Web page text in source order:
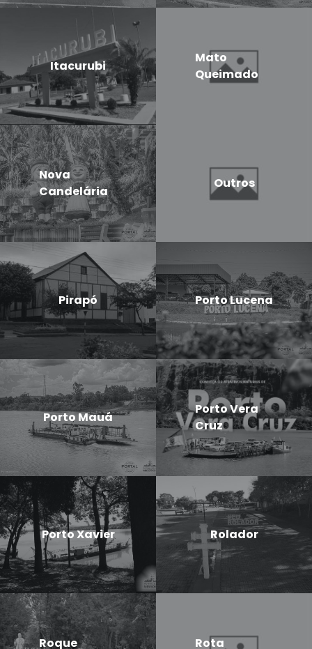
Itacurubi
Mato
Queimado
Nova
Candelária
Outros
Pirapó Porto Lucena
Porto Mauá
Porto Vera
Cruz
Porto Xavier Rolador
Roque Rota